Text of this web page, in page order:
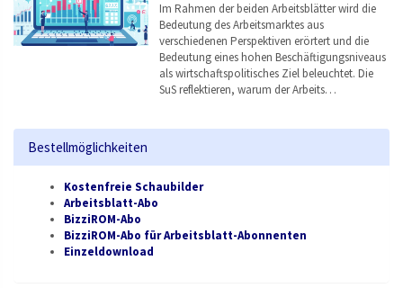
Im Rahmen der beiden Arbeitsblätter wird die
Bedeutung des Arbeitsmarktes aus
verschiedenen Perspektiven erörtert und die
Bedeutung eines hohen Beschäftigungsniveaus
als wirtschaftspolitisches Ziel beleuchtet. Die
SuS reflektieren, warum der Arbeits…
Bestellmöglichkeiten
Kostenfreie Schaubilder
Arbeitsblatt-Abo
BizziROM-Abo
BizziROM-Abo für Arbeitsblatt-Abonnenten
Einzeldownload